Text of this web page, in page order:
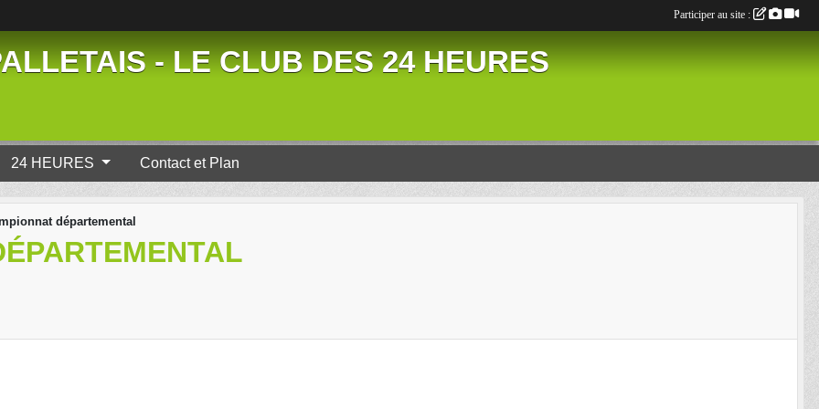
- LE CLUB DES 24 HEURES
24 HEURES Contact et Plan
départemental
Participer au site :